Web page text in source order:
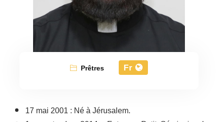
Prêtres Fr
17 mai 2001 : Né à Jérusalem.